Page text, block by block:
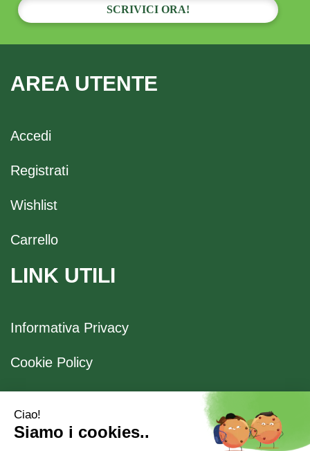
SCRIVICI ORA!
AREA UTENTE
Accedi
Registrati
Wishlist
Carrello
LINK UTILI
Informativa Privacy
Cookie Policy
Spedizione e Ritiro
Modalità di Pagamento